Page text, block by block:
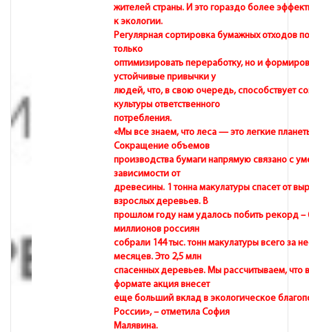
жителей страны. И это гораздо более
к экологии.
Регулярная сортировка бумажных отходов
только
оптимизировать переработку, но и
устойчивые привычки у
людей, что, в свою очередь, способствует
культуры ответственного
потребления.
«Мы все знаем, что леса — это легкие
Сокращение объемов
производства бумаги напрямую связано с
зависимости от
древесины. 1 тонна макулатуры спасет от
взрослых деревьев. В
прошлом году нам удалось побить рекорд –
миллионов россиян
собрали 144 тыс. тонн макулатуры всего за
месяцев. Это 2,5 млн
спасенных деревьев. Мы рассчитываем, что
формате акция внесет
еще больший вклад в экологическое
России», – отметила София
Малявина.